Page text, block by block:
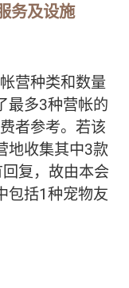
务及设施
营种类和数量
最多3种营帐的
者参考。若该
地收集其中3款
复，故由本会
包括1种宠物友